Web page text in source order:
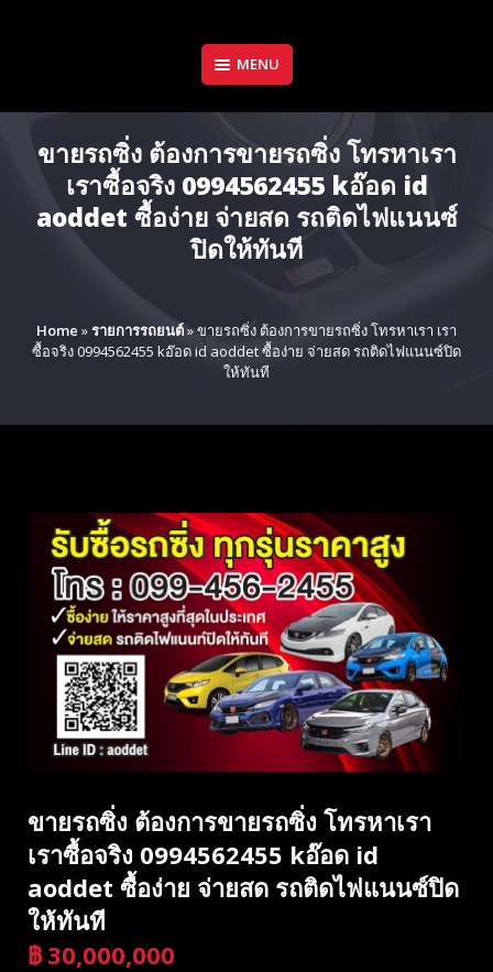
MENU
ขายรถซิ่ง ต้องการขายรถซิ่ง โทรหาเรา
เราซื้อจริง 0994562455 kอ๊อด id
aoddet ซื้อง่าย จ่ายสด รถติดไฟแนนซ์
ปิดให้ทันที
Home »รายการรถยนต์»ขายรถซิ่ง ต้องการขายรถซิ่ง โทรหาเรา เรา
ซื้อจริง 0994562455 kอ๊อด id aoddet ซื้อง่าย จ่ายสด รถติดไฟแนนซ์ปิด
ให้ทันที
ขายรถซิ่ง ต้องการขายรถซิ่ง โทรหาเรา
เราซื้อจริง 0994562455 kอ๊อด id
aoddet ซื้อง่าย จ่ายสด รถติดไฟแนนซ์ปิด
ให้ทันที
฿ 30,000,000